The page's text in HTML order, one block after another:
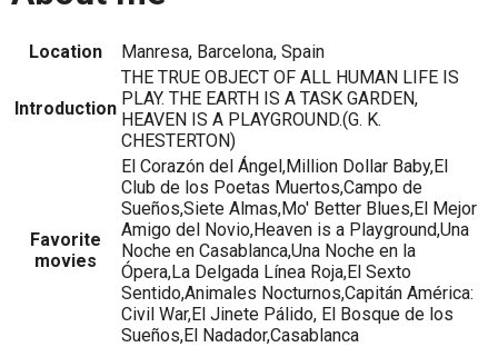
Location Manresa, Barcelona, Spain
Introduction
THE TRUE OBJECT OF ALL HUMAN LIFE IS
PLAY. THE EARTH IS A TASK GARDEN,
HEAVEN IS A PLAYGROUND.(G. K.
CHESTERTON)
Favorite
movies
El Corazón del Ángel,Million Dollar Baby,El
Club de los Poetas Muertos,Campo de
Sueños,Siete Almas,Mo' Better Blues,El Mejor
Amigo del Novio,Heaven is a Playground,Una
Noche en Casablanca,Una Noche en la
Ópera,La Delgada Línea Roja,El Sexto
Sentido,Animales Nocturnos,Capitán América:
Civil War,El Jinete Pálido, El Bosque de los
Sueños,El Nadador,Casablanca